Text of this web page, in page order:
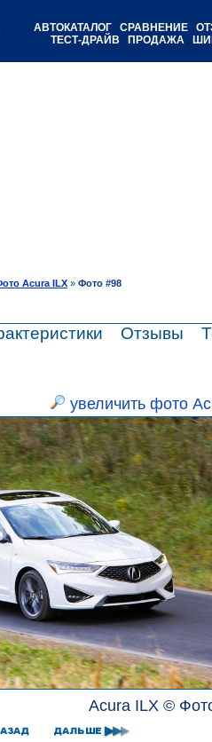
АВТОКАТАЛОГ СРАВНЕНИЕ
ТЕСТ-ДРАЙВ
ПРОДАЖА
Acura ILX » Фото #98
Отзывы
увеличить фото
Acura ILX ©